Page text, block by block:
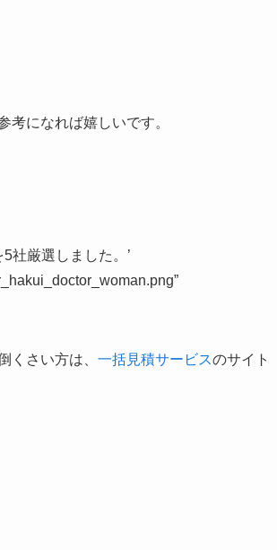
考になれば嬉しいです。
5社厳選 しました。’
くさい方は、 一括見積サービスのサイト